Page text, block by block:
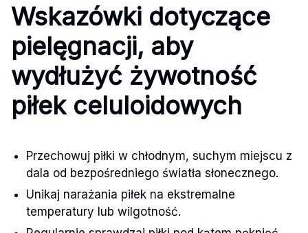
Wskazówki dotyczące
pielęgnacji, aby
wydłużyć żywotność
piłek celuloidowych
Przechowuj piłki w chłodnym, suchym miejscu z
dala od bezpośredniego światła słonecznego.
Unikaj narażania piłek na ekstremalne
temperatury lub wilgotność.